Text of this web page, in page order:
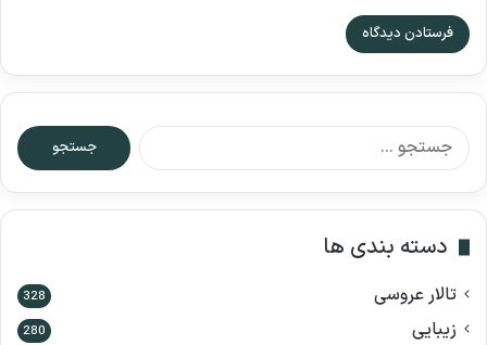
ج
س
ج
دسته بندی ها
تالار عروسی 328
زیبایی 280